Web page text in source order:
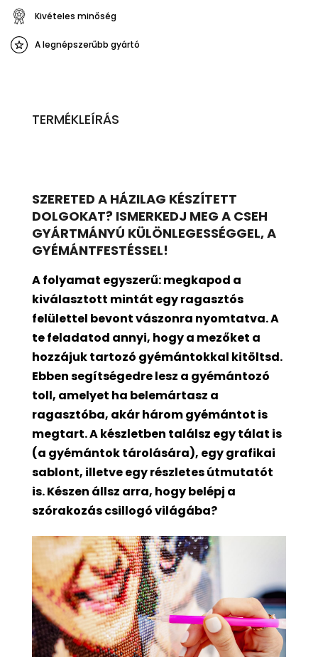
Kivételes minőség
A legnépszerűbb gyártó
TERMÉKLEÍRÁS
SZERETED A HÁZILAG KÉSZÍTETT
DOLGOKAT? ISMERKEDJ MEG A CSEH
GYÁRTMÁNYÚ KÜLÖNLEGESSÉGGEL, A
GYÉMÁNTFESTÉSSEL!
A folyamat egyszerű: megkapod a
kiválasztott mintát egy ragasztós
felülettel bevontvászonra nyomtatva. A
te feladatod annyi, hogy a mezőket a
hozzájuk tartozó gyémántokkal kitöltsd.
Ebben segítségedre lesz a gyémántozó
toll, amelyet ha belemártasz a
ragasztóba, akár három gyémántot is
megtart. A készletben találsz egy tálat is
(a gyémántok tárolására), egy grafikai
sablont, illetve egy részletes útmutatót
is. Készen állsz arra, hogy belépj a
szórakozás csillogó világába?